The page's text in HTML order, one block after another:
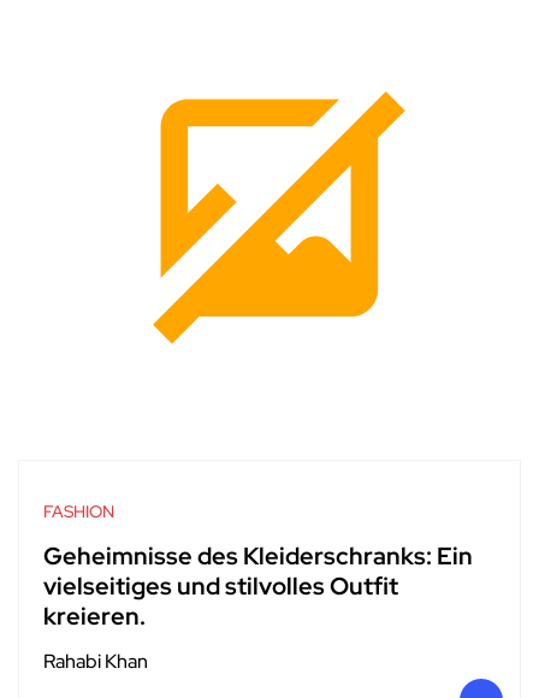
FASHION
Geheimnisse des Kleiderschranks: Ein
vielseitiges und stilvolles Outfit
kreieren.
Rahabi Khan